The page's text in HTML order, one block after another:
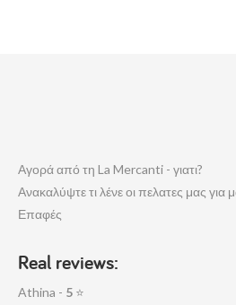
Αγορά από τη La Mercanti - γιατι?
Ανακαλύψτε τι λένε οι πελατες μας για
Επαφές
Real reviews:
Athina - 5 ⭐